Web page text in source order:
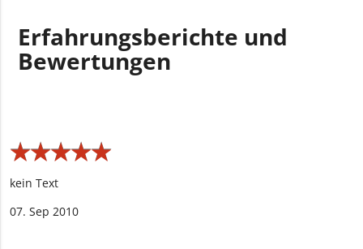
Erfahrungsberichte und
Bewertungen
★★★★★
★★★★★
kein Text
07. Sep 2010